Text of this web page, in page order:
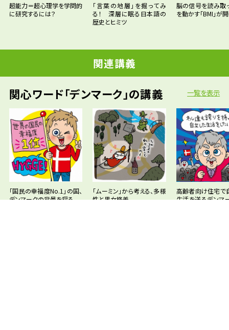
超能力＝超心理学を学問的
に研究するには？
「言葉の地層」を掘ってみ
る！ 深層に眠る日本語の
歴史とヒミツ
脳の信号を読み取
を動かす「BMI」が
関連講義
関心ワード「デンマーク」の講義
「国民の幸福度No.1」の国、
デンマークの背景を探る
「ムーミン」から考える、多様
性と男女格差
高齢者向け住宅で
生活を送るデンマ
一覧を表示